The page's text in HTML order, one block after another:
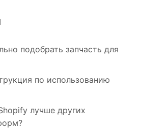
подобрать запчасть для
по использованию
лучше других